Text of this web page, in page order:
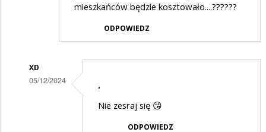
mieszkańców będzie kosztowało....??????
ODPOWIEDZ
XD
05/12/2024 .
Nie zesraj się 😘
ODPOWIEDZ